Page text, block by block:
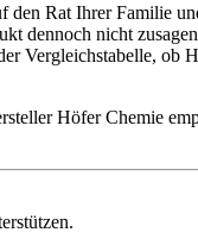
Rat Ihrer Familie
dennoch nicht
Vergleichstabelle, ob
Höfer Chemie